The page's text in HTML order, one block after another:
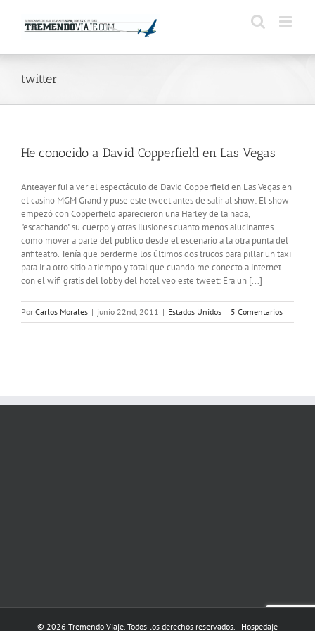
contenido
twitter
He conocido a David Copperfield en Las Vegas
Anteayer fui a ver el espectáculo de David Copperfield en Las Vegas en
el casino MGM Grand y puse este tweet antes de salir al show: El show
empezó con Copperfield aparecieron una Harley de la nada,
"escachando" su cuerpo y otras ilusiones cuanto menos alucinantes
como mover a parte del publico desde el escenario a la otra punta del
anfiteatro. Tenía que perderme los últimos dos trucos para pillar un taxi
para ir a otro sitio a tiempo y total que cuando me conecto a internet
con el wifi gratis del lobby del hotel veo este tweet: Era un [...]
Por Carlos Morales | junio 22nd, 2011 | Estados Unidos | 5 Comentarios
© 2026 Tremendo Viaje. Todos los derechos reservados. | Hospedaje